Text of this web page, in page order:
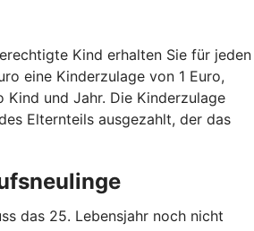
Kind erhalten Sie für jeden
eine Kinderzulage von 1 Euro,
Kind und Jahr. Die Kinderzulage
Elternteils ausgezahlt, der das
das 25. Lebensjahr noch nicht